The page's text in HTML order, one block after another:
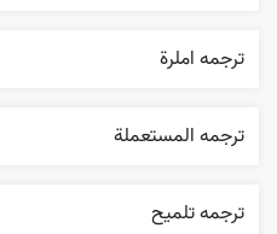
ترجمه املرة
ترجمه المستعملة
ترجمه تلميح